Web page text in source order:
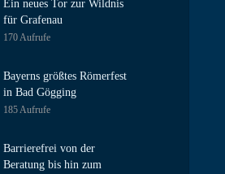
Ein neues Tor zur Wildnis
für Grafenau
170 Aufrufe
Bayerns größtes Römerfest
in Bad Gögging
185 Aufrufe
Barrierefrei von der
Beratung bis hin zum